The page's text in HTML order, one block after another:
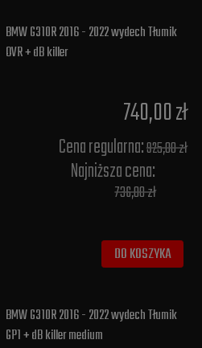
BMW G310R 2016 - 2022 wydech Tłumik
OVR + dB killer
740,00 zł
Cena regularna:925,00 zł
Najniższa cena:
736,00 zł
DO KOSZYKA
BMW G310R 2016 - 2022 wydech Tłumik
GP1 + dB killer medium